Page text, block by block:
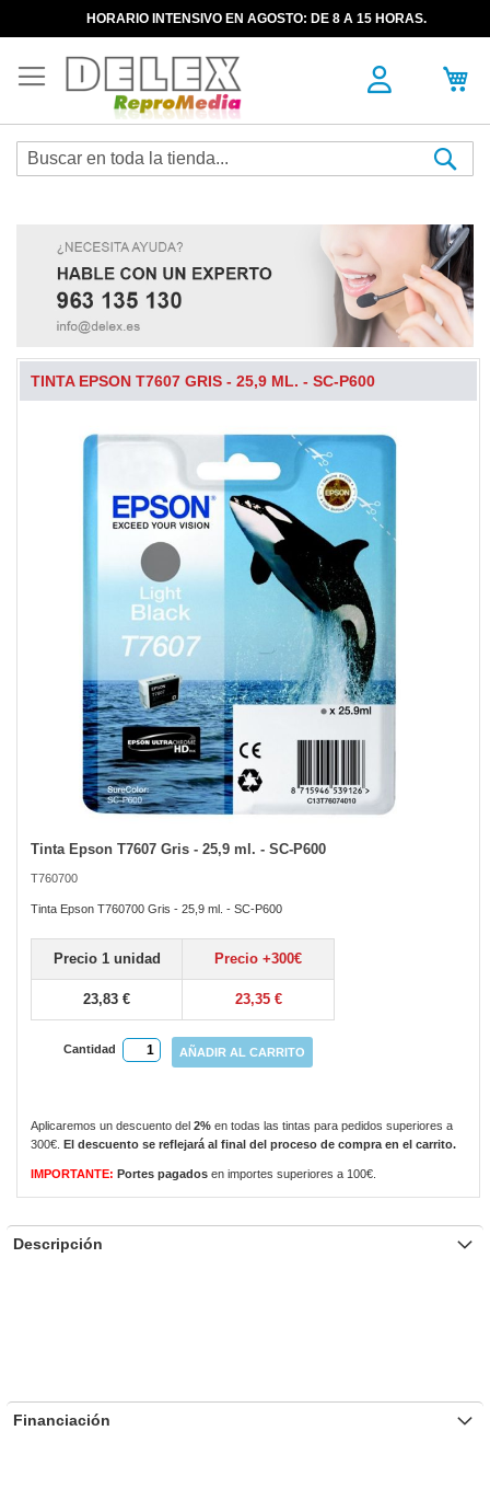
HORARIO INTENSIVO EN AGOSTO: DE 8 A 15 HORAS.
TINTA EPSON T7607 GRIS - 25,9 ML. - SC-P600
Tinta Epson T7607 Gris - 25,9 ml. - SC-P600
T760700
Tinta Epson T760700 Gris - 25,9 ml. - SC-P600
Precio 1 unidad Precio +300€
23,83 € 23,35 €
Cantidad AÑADIR AL CARRITO
Aplicaremos un descuento del 2% en todas las tintas para pedidos superiores a
300€.
El descuento se reflejará al final del proceso de compra en el carrito.
IMPORTANTE: Portes pagados en importes superiores a 100€.
Skip
the
beginning
the
images
gallery
Descripción
Financiación